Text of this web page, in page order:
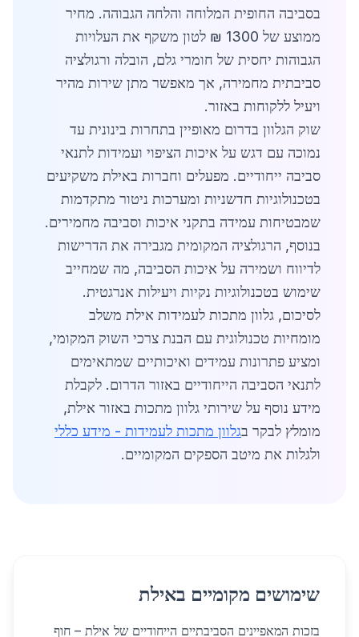
בסביבה החופית המלוחה והלחה הגבוהה. מחיר
ממוצע של 1300 ₪ לטון משקף את העלויות
הגבוהות יחסית של חומרי גלם, הובלה ורגולציה
סביבתית מחמירה, אך מאפשר מתן שירות מהיר
ויעיל ללקוחות באזור.
שוק הגלוון בדרום מאופיין בתחרות בינונית עד
נמוכה עם דגש על איכות הציפוי ועמידות לתנאי
סביבה ייחודיים. מפעלים וחברות באילת משקיעים
בטכנולוגיות חדשניות ומערכות ניטור מתקדמות
שמבטיחות עמידה בתקני איכות וסביבה מחמירים.
בנוסף, הרגולציה המקומית מגבירה את הדרישות
לדיווח ושמירה על איכות הסביבה, מה שמחייב
שימוש בטכנולוגיות נקיות ויעילות אנרגטית.
לסיכום, גלוון מתכות לעמידות אילת משלב
מומחיות טכנולוגית עם הבנת צרכי השוק המקומי,
ומציע פתרונות עמידים ואיכותיים שמתאימים
לתנאי הסביבה הייחודיים באזור הדרום. לקבלת
מידע נוסף על שירותי גלוון מתכות באזור אילת,
מומלץ לבקר בגלוון מתכות לעמידות - מידע כללי
ולגלות את מיטב הספקים המקומיים.
שימושים מקומיים באילת
בזכות המאפיינים הסביבתיים הייחודיים של אילת – חוף